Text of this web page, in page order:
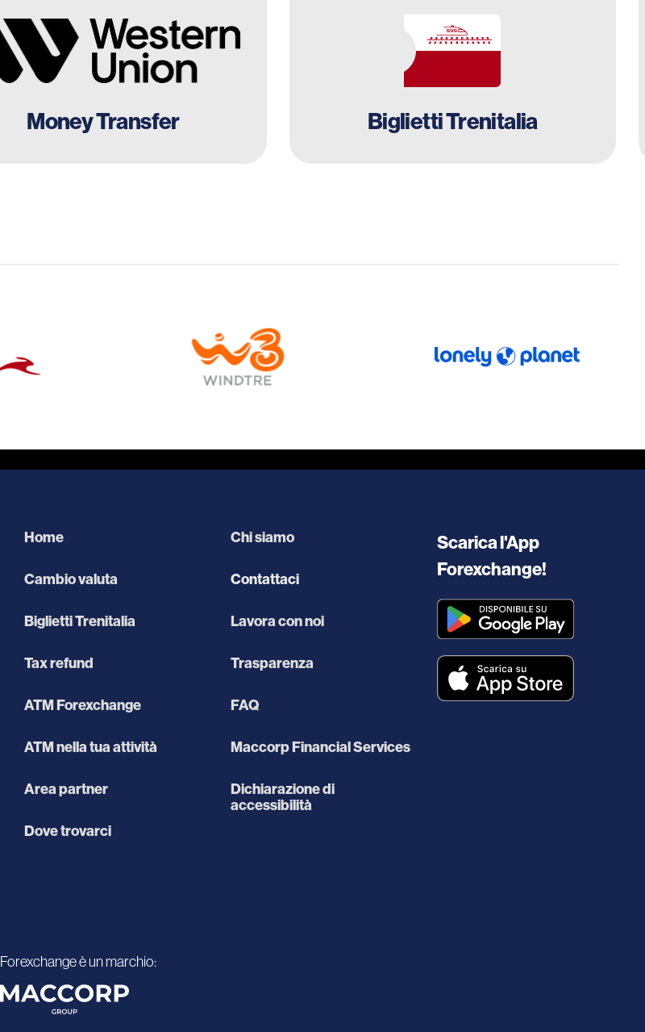
Money Transfer Biglietti Trenitalia
Home
Cambio valuta
Biglietti Trenitalia
Tax refund
ATM Forexchange
ATM nella tua attività
Area partner
Dove trovarci
Chi siamo
Contattaci
Lavora con noi
Trasparenza
FAQ
Maccorp Financial Services
Dichiarazione di
accessibilità
Scarica l'App
Forexchange!
Forexchange è un marchio: